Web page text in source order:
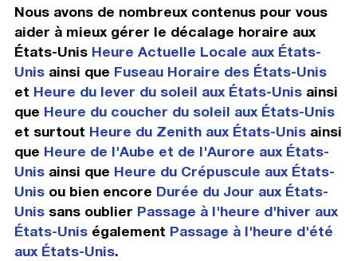
Nous avons de nombreux contenus pour vous
aider à mieux gérer le décalage horaire aux
États-Unis Heure Actuelle Locale aux États-
Unisainsi que Fuseau Horaire des États-Unis
et Heure du lever du soleil aux États-Unisainsi
que Heure du coucher du soleil aux États-Unis
et surtout Heure du Zenith aux États-Unisainsi
que Heure de l'Aube et de l'Aurore aux États-
Unisainsi que Heure du Crépuscule aux États-
Unisou bien encore Durée du Jour aux États-
Unissans oublier Passage à l'heure d'hiver aux
États-Uniségalement Passage à l'heure d'été
aux États-Unis.